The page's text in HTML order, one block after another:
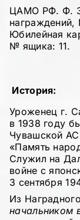
ЦАМО РФ. Ф.
Юбилейная
№ ящика: 11.
История:
Уроженец г.
в 1938 году
Чувашской
«Память
Служил на
войне с
3 сентября
Из
начальником